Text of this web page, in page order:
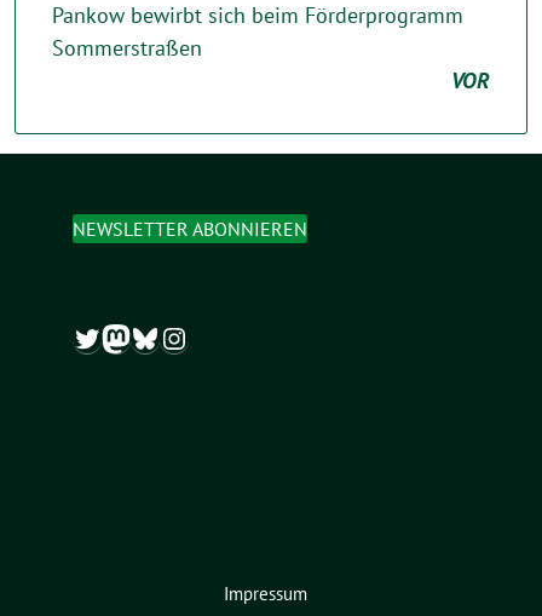
Pankow bewirbt sich beim Förderprogramm
Sommerstraßen
VOR
NEWSLETTER ABONNIEREN
Twitter
Mastodon
Bluesky
Instagram
Impressum